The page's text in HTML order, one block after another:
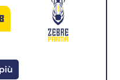
8